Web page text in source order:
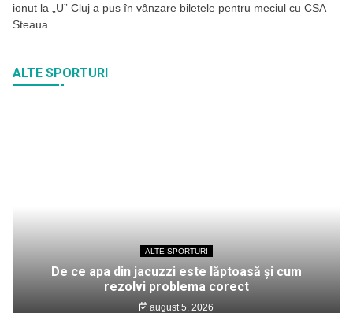
ionut la
„U” Cluj a pus în vânzare biletele pentru meciul cu CSA
Steaua
ALTE SPORTURI
ALTE SPORTURI
De ce apa din jacuzzi este lăptoasă și cum
rezolvi problema corect
august 5, 2026